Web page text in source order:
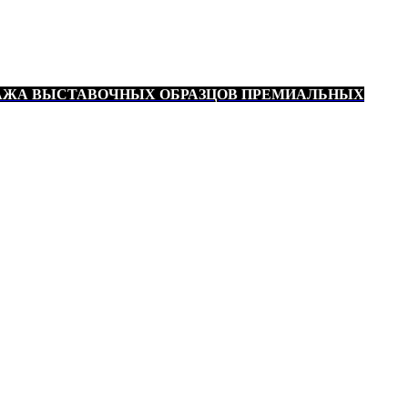
ВЫСТАВОЧНЫХ ОБРАЗЦОВ ПРЕМИАЛЬНЫХ